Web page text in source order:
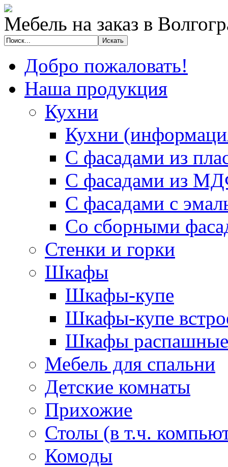
Мебель на заказ в
Добро пожаловать!
Наша продукция
Кухни
Кухни
С фасадами из
С фасадами из
С фасадами с
Со сборными
Стенки и горки
Шкафы
Шкафы-купе
Шкафы-купе
Шкафы распашные
Мебель для спальни
Детские комнаты
Прихожие
Столы (в т.ч.
Комоды